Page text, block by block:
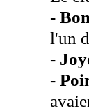
-
l'un
-
-